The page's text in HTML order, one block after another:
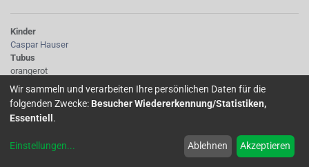
Kinder
Caspar Hauser
Tubus
orangerot
Sepalen
grüne Spitzen, orangerot
Korolle/Petalen
einfach, ziegelrot
rot
Wir sammeln und verarbeiten Ihre persönlichen Daten für die
folgenden Zwecke: Besucher Wiedererkennung/Statistiken,
Essentiell .
Einstellungen... Ablehnen Akzeptieren